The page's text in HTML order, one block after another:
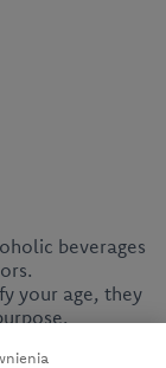
beverages
your age, they